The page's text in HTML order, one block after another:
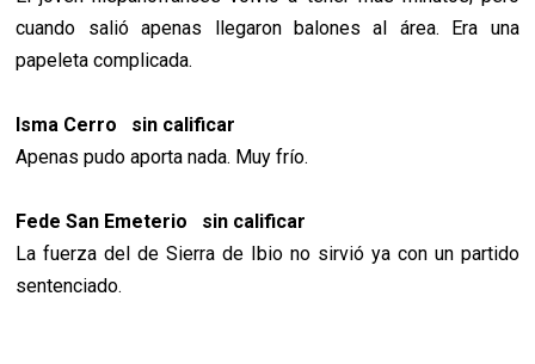
cuando salió apenas llegaron balones al área. Era una
papeleta complicada.
Isma Cerro sin calificar
Apenas pudo aporta nada. Muy frío.
Fede San Emeterio sin calificar
La fuerza del de Sierra de Ibio no sirvió ya con un partido
sentenciado.